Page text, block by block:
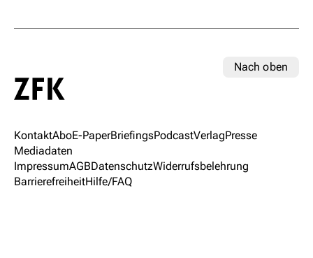
Nach oben
KontaktAboE-PaperBriefingsPodcastVerlagPresse
Mediadaten
ImpressumAGBDatenschutzWiderrufsbelehrung
BarrierefreiheitHilfe/FAQ